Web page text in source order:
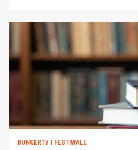
KONCERTY I FESTIWALE